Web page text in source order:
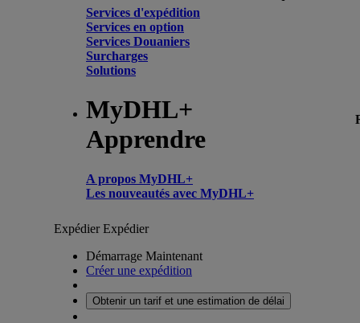
Services d'expédition
Services en option
Services Douaniers
Surcharges
Solutions
MyDHL+
Apprendre
A propos MyDHL+
Les nouveautés avec MyDHL+
ExpédierExpédier
Démarrage Maintenant
Créer une expédition
Obtenir un tarif et une estimation de délai